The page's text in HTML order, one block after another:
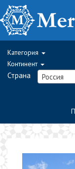
Категория
Континент
Страна Россия